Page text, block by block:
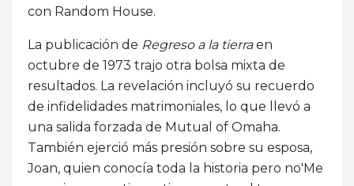
con Random House.
La publicación de Regreso a la tierraen
octubre de 1973 trajo otra bolsa mixta de
resultados. La revelación incluyó su recuerdo
de infidelidades matrimoniales, lo que llevó a
una salida forzada de Mutual of Omaha.
También ejerció más presión sobre su esposa,
Joan, quien conocía toda la historia pero no'Me